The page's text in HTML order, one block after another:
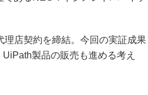
店契約を締結。今回の実証成果
製品の販売も進める考え